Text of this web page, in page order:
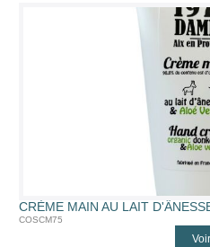
CRÈME MAIN AU LAIT
COSCM75
Voir